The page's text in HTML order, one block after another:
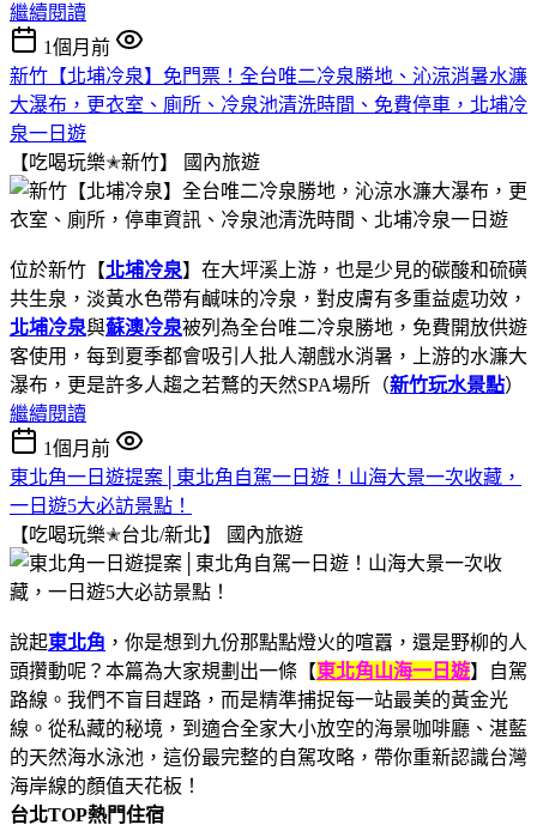
繼續閱讀
1個月前
新竹【北埔冷泉】免門票！全台唯二冷泉勝地、沁涼消暑水濂
大瀑布，更衣室、廁所、冷泉池清洗時間、免費停車，北埔冷
泉一日遊
【吃喝玩樂✭新竹】
國內旅遊
位於新竹【北埔冷泉】在大坪溪上游，也是少見的碳酸和硫磺
共生泉，淡黃水色帶有鹹味的冷泉，對皮膚有多重益處功效，
北埔冷泉與蘇澳冷泉被列為全台唯二冷泉勝地，免費開放供遊
客使用，每到夏季都會吸引人批人潮戲水消暑，上游的水濂大
瀑布，更是許多人趨之若鶩的天然SPA場所（新竹玩水景點）
繼續閱讀
1個月前
東北角一日遊提案│東北角自駕一日遊！山海大景一次收藏，
一日遊5大必訪景點！
【吃喝玩樂✭台北/新北】
國內旅遊
說起東北角 ，你是想到九份那點點燈火的喧囂，還是野柳的人
頭攢動呢？本篇為大家規劃出一條【東北角山海一日遊】自駕
路線。我們不盲目趕路，而是精準捕捉每一站最美的黃金光
線。從私藏的秘境，到適合全家大小放空的海景咖啡廳、湛藍
的天然海水泳池，這份最完整的自駕攻略，帶你重新認識台灣
海岸線的顏值天花板！
台北TOP熱門住宿